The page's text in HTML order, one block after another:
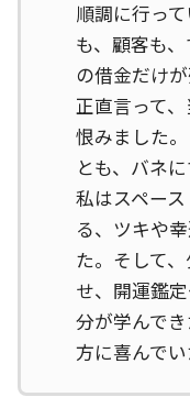
順調に行っ
も、顧客も
の借金だけが
正直言って
恨みました
とも、バネ
私はスペー
る、ツキや
た。そして
せ、開運鑑
分が学んで
方に喜んで